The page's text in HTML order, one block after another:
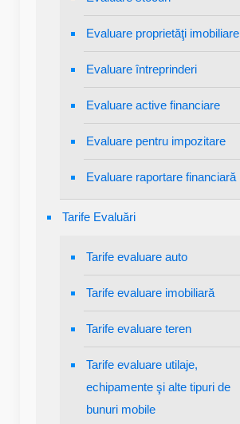
Evaluare proprietăţi imobiliare
Evaluare întreprinderi
Evaluare active financiare
Evaluare pentru impozitare
Evaluare raportare financiară
Tarife Evaluări
Tarife evaluare auto
Tarife evaluare imobiliară
Tarife evaluare teren
Tarife evaluare utilaje,
echipamente şi alte tipuri de
bunuri mobile